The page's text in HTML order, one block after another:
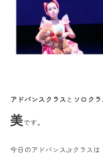
アドバンスクラス と ソロク
美です。
今日のアドバンスJrクラス